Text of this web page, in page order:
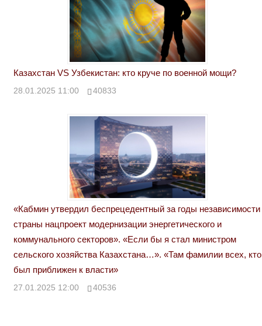
Казахстан VS Узбекистан: кто круче по военной мощи?
28.01.2025 11:00 40833
«Кабмин утвердил беспрецедентный за годы независимости
страны нацпроект модернизации энергетического и
коммунального секторов». «Если бы я стал министром
сельского хозяйства Казахстана…». «Там фамилии всех, кто
был приближен к власти»
27.01.2025 12:00 40536